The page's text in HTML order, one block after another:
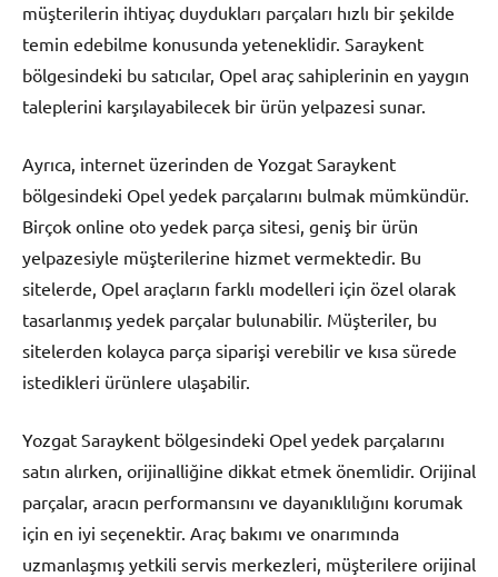
müşterilerin ihtiyaç duydukları parçaları hızlı bir şekilde
temin edebilme konusunda yeteneklidir. Saraykent
bölgesindeki bu satıcılar, Opel araç sahiplerinin en yaygın
taleplerini karşılayabilecek bir ürün yelpazesi sunar.
Ayrıca, internet üzerinden de Yozgat Saraykent
bölgesindeki Opel yedek parçalarını bulmak mümkündür.
Birçok online oto yedek parça sitesi, geniş bir ürün
yelpazesiyle müşterilerine hizmet vermektedir. Bu
sitelerde, Opel araçların farklı modelleri için özel olarak
tasarlanmış yedek parçalar bulunabilir. Müşteriler, bu
sitelerden kolayca parça siparişi verebilir ve kısa sürede
istedikleri ürünlere ulaşabilir.
Yozgat Saraykent bölgesindeki Opel yedek parçalarını
satın alırken, orijinalliğine dikkat etmek önemlidir. Orijinal
parçalar, aracın performansını ve dayanıklılığını korumak
için en iyi seçenektir. Araç bakımı ve onarımında
uzmanlaşmış yetkili servis merkezleri, müşterilere orijinal